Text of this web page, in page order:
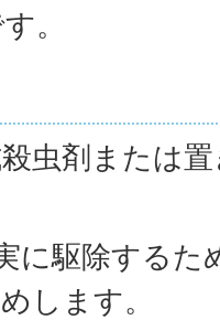
。
虫剤または
に駆除するた
します。